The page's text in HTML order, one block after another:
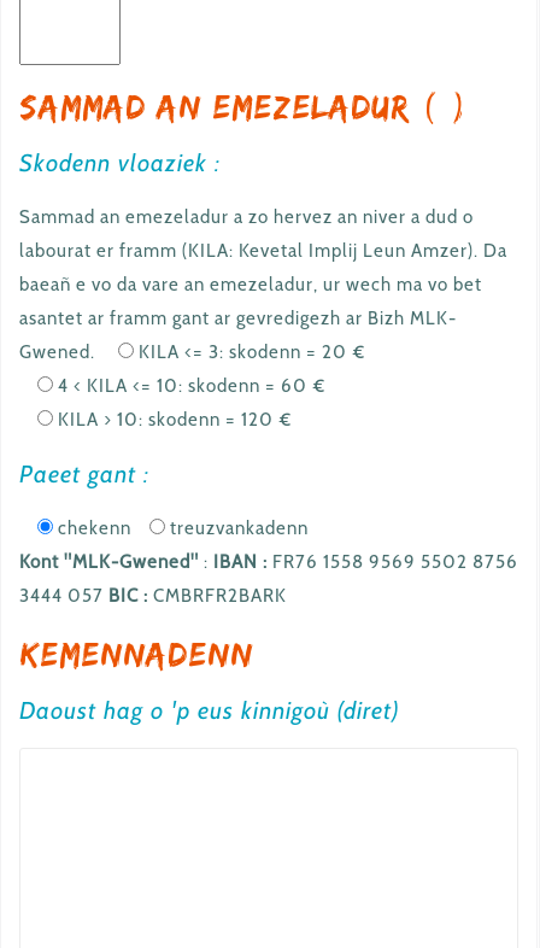
Sammad an emezeladur (*)
Skodenn vloaziek :
Sammad an emezeladur a zo hervez an niver a dud o
labourat er framm (KILA: Kevetal Implij Leun Amzer). Da
baeañ e vo da vare an emezeladur, ur wech ma vo bet
asantet ar framm gant ar gevredigezh ar Bizh MLK-
Gwened.
KILA <= 3: skodenn = 20 €
4 < KILA <= 10: skodenn = 60 €
KILA > 10: skodenn = 120 €
Paeet gant :
chekenn
treuzvankadenn
Kont "MLK-Gwened" : IBAN : FR76 1558 9569 5502 8756
3444 057 BIC : CMBRFR2BARK
Kemennadenn
Daoust hag o 'p eus kinnigoù (diret)